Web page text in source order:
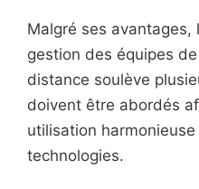
Malgré ses avantages,
gestion des équipes
distance soulève
doivent être abordés
utilisation
technologies.